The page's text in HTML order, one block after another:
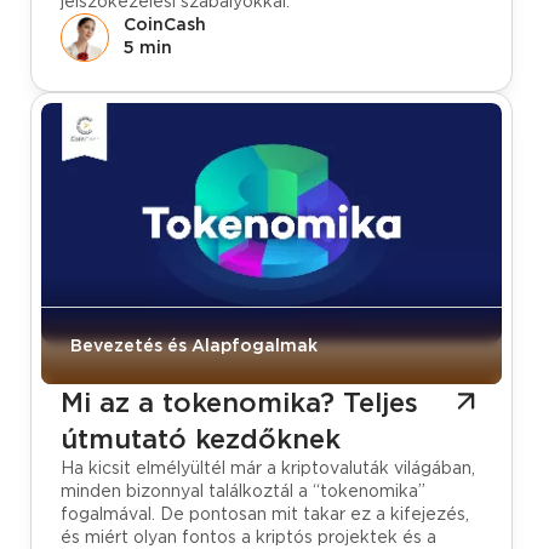
CoinCash
5 min
Bevezetés és Alapfogalmak
Mi az a tokenomika? Teljes
útmutató kezdőknek
Ha kicsit elmélyültél már a kriptovaluták világában,
minden bizonnyal találkoztál a “tokenomika”
fogalmával. De pontosan mit takar ez a kifejezés,
és miért olyan fontos a kriptós projektek és a